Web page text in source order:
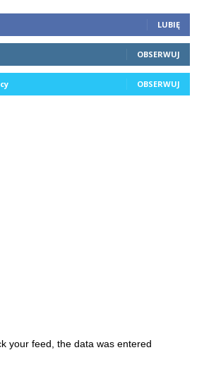
LUBIĘ
OBSERWUJ
OBSERWUJ
your feed, the data was entered